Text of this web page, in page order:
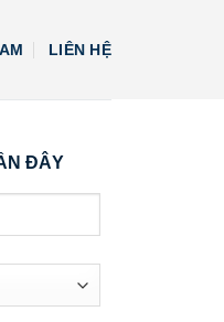
LIÊN HỆ
ĐÂY